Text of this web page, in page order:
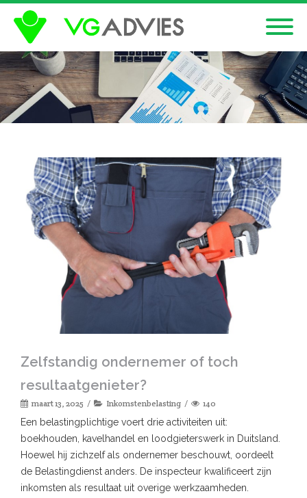
Zelfstandig ondernemer of toch
resultaatgenieter?
maart 13, 2025 Inkomstenbelasting 140
Een belastingplichtige voert drie activiteiten uit:
boekhouden, kavelhandel en loodgieterswerk in Duitsland.
Hoewel hij zichzelf als ondernemer beschouwt, oordeelt
de Belastingdienst anders. De inspecteur kwalificeert zijn
inkomsten als resultaat uit overige werkzaamheden.